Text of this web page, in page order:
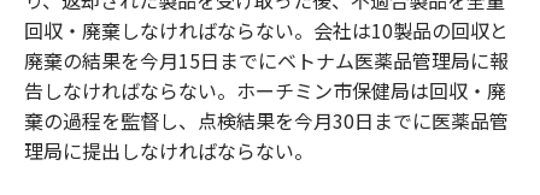
回収・廃棄しなければならない。会社は10製品の回収と
廃棄の結果を今月15日までにベトナム医薬品管理局に報
告しなければならない。ホーチミン市保健局は回収・廃
棄の過程を監督し、点検結果を今月30日までに医薬品管
理局に提出しなければならない。